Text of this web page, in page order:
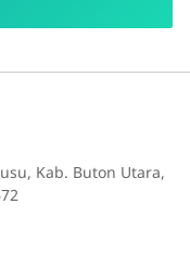
Kab. Buton Utara,